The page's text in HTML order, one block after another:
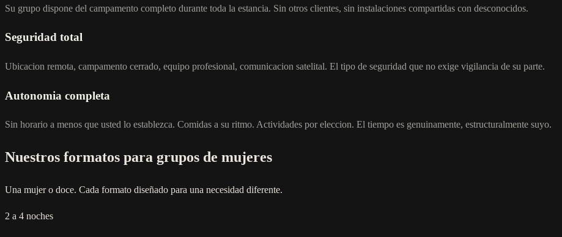
Su grupo dispone del campamento completo durante toda la estancia. Sin otros clientes, sin instalaciones compartidas con desconocidos.
Seguridad total
Ubicacion remota, campamento cerrado, equipo profesional, comunicacion satelital. El tipo de seguridad que no exige vigilancia de su parte.
Autonomia completa
Sin horario a menos que usted lo establezca. Comidas a su ritmo. Actividades por eleccion. El tiempo es genuinamente, estructuralmente suyo.
Nuestros formatos para grupos de mujeres
Una mujer o doce. Cada formato diseñado para una necesidad diferente.
2 a 4 noches